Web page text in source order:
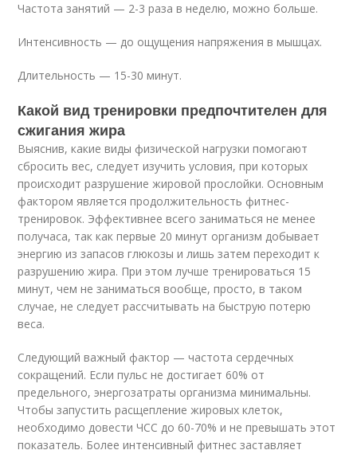
Частота занятий — 2-3 раза в неделю, можно больше.
Интенсивность — до ощущения напряжения в мышцах.
Длительность — 15-30 минут.
Какой вид тренировки предпочтителен для
сжигания жира
Выяснив, какие виды физической нагрузки помогают
сбросить вес, следует изучить условия, при которых
происходит разрушение жировой прослойки. Основным
фактором является продолжительность фитнес-
тренировок. Эффективнее всего заниматься не менее
получаса, так как первые 20 минут организм добывает
энергию из запасов глюкозы и лишь затем переходит к
разрушению жира. При этом лучше тренироваться 15
минут, чем не заниматься вообще, просто, в таком
случае, не следует рассчитывать на быструю потерю
веса.
Следующий важный фактор — частота сердечных
сокращений. Если пульс не достигает 60% от
предельного, энергозатраты организма минимальны.
Чтобы запустить расщепление жировых клеток,
необходимо довести ЧСС до 60-70% и не превышать этот
показатель. Более интенсивный фитнес заставляет